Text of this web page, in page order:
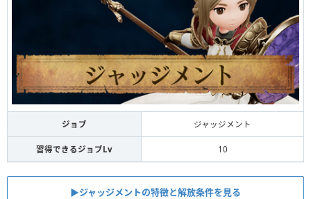
ジョブ ジャッジメント
習得できるジョブLv 10
▶︎ジャッジメントの特徴と解放条件を見る